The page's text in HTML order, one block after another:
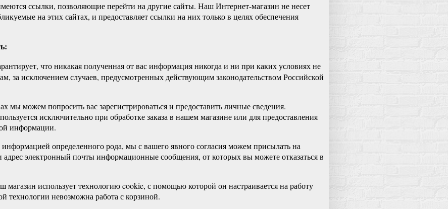
ссылки, позволяющие перейти на другие сайты. Наш Интернет-магазин не несет
на этих сайтах, и предоставляет ссылки на них только в целях обеспечения
что никакая полученная от вас информация никогда и ни при каких условиях не
за исключением случаев, предусмотренных действующим законодательством Российской
мы можем попросить вас зарегистрироваться и предоставить личные сведения.
исключительно при обработке заказа в нашем магазине или для предоставления
информации.
определенного рода, мы с вашего явного согласия можем присылать на
электронный почты информационные сообщения, от которых вы можете отказаться в
использует технологию cookie, с помощью которой он настраивается на работу
технологии невозможна работа с корзиной.